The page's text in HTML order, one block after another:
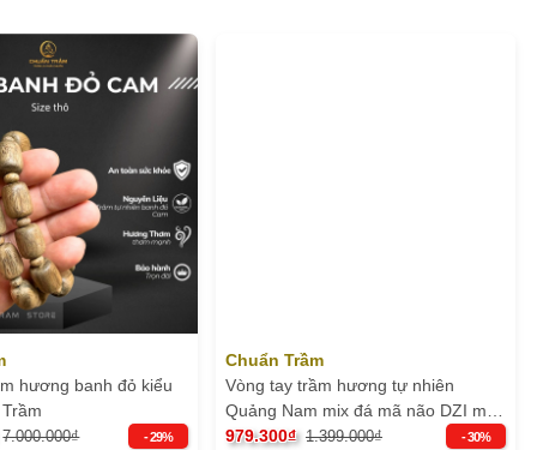
hương banh đỏ kiểu
7.000.000₫ - 29%
Chuẩn Trầm
Vòng tay trầm hương tự nhiên
Quảng Nam mix đá mã não DZI một
mắt - chuẩn trầm
979.300₫ 1.399.000₫ - 30%